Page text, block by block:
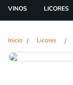
VINOS LICORES
Licores